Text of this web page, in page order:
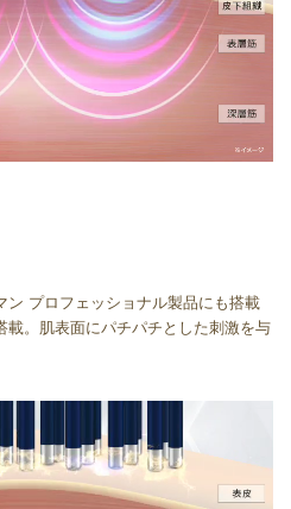
ン プロフェッショナル製品にも搭載
載。肌表面にパチパチとした刺激を与